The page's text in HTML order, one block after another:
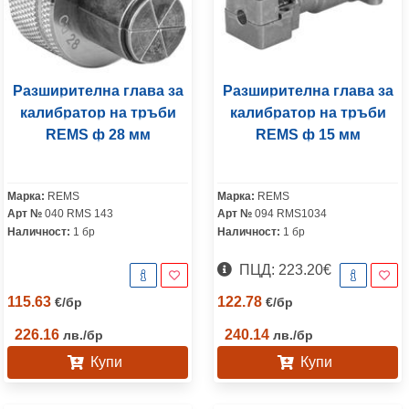
Разширителна глава за
калибратор на тръби
REMS ф 28 мм
Марка: REMS
Арт № 040 RMS 143
Наличност: 1 бр
115.63 €/бр
226.16 лв./бр
Купи
Разширителна глава за
калибратор на тръби
REMS ф 15 мм
Марка: REMS
Арт № 094 RMS1034
Наличност: 1 бр
ПЦД: 223.20€
122.78 €/бр
240.14 лв./бр
Купи